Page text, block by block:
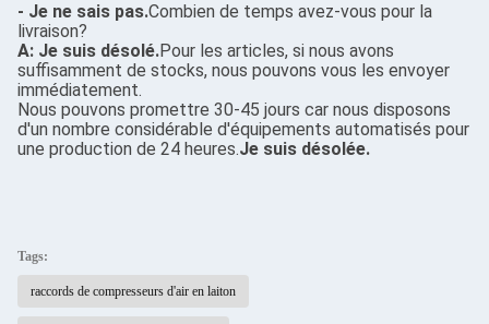
- Je ne sais pas.Combien de temps avez-vous pour la
livraison?
A: Je suis désolé.Pour les articles, si nous avons
suffisamment de stocks, nous pouvons vous les envoyer
immédiatement.
Nous pouvons promettre 30-45 jours car nous disposons
d'un nombre considérable d'équipements automatisés pour
une production de 24 heures.Je suis désolée.
Tags:
raccords de compresseurs d'air en laiton